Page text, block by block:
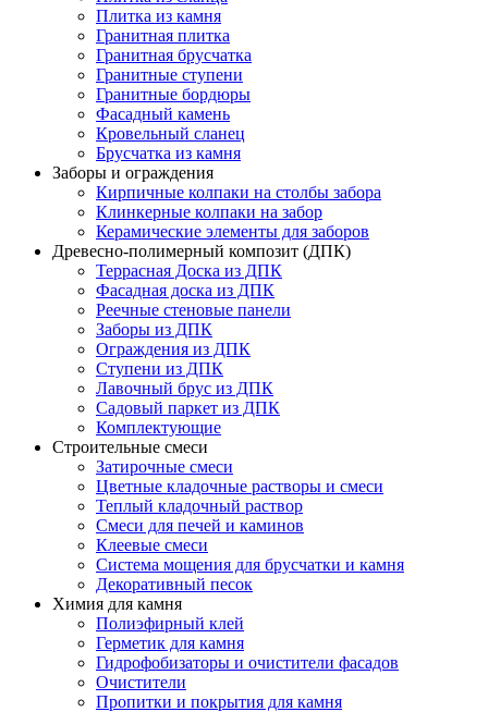
Плитка из камня
Гранитная плитка
Гранитная брусчатка
Гранитные ступени
Гранитные бордюры
Фасадный камень
Кровельный сланец
Брусчатка из камня
Заборы и ограждения
Кирпичные колпаки на столбы забора
Клинкерные колпаки на забор
Керамические элементы для заборов
Древесно-полимерный композит (ДПК)
Террасная Доска из ДПК
Фасадная доска из ДПК
Реечные стеновые панели
Заборы из ДПК
Ограждения из ДПК
Ступени из ДПК
Лавочный брус из ДПК
Садовый паркет из ДПК
Комплектующие
Строительные смеси
Затирочные смеси
Цветные кладочные растворы и смеси
Теплый кладочный раствор
Смеси для печей и каминов
Клеевые смеси
Система мощения для брусчатки и камня
Декоративный песок
Химия для камня
Полиэфирный клей
Герметик для камня
Гидрофобизаторы и очистители фасадов
Очистители
Пропитки и покрытия для камня